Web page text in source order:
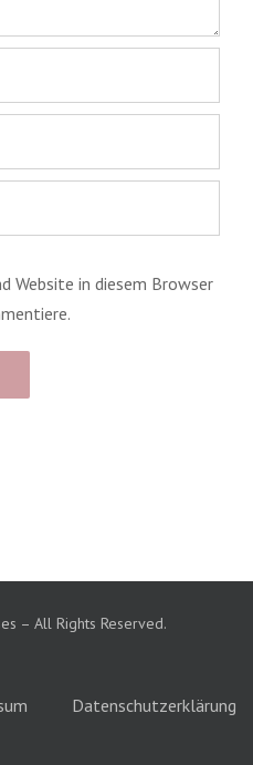
Website in diesem Browser
– All Rights Reserved.
Datenschutzerklärung